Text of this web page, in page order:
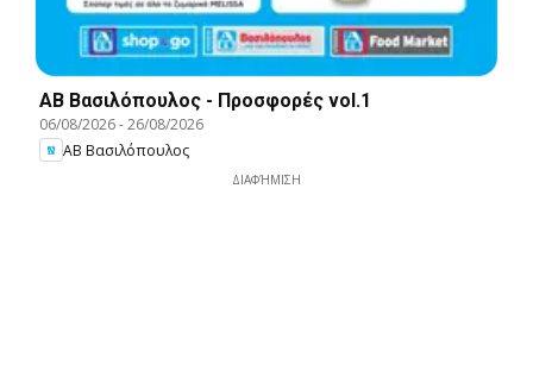
ΑΒ Βασιλόπουλος - Προσφορές vol.1
06/08/2026-26/08/2026
ΑΒ Βασιλόπουλος
ΔΙΑΦΉΜΙΣΗ